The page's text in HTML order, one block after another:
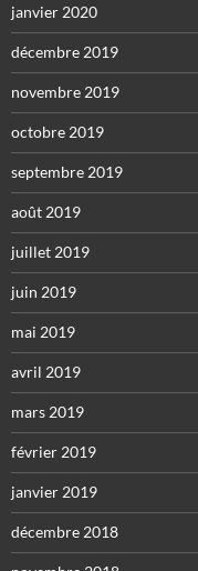
janvier 2020
décembre 2019
novembre 2019
octobre 2019
septembre 2019
août 2019
juillet 2019
juin 2019
mai 2019
avril 2019
mars 2019
février 2019
janvier 2019
décembre 2018